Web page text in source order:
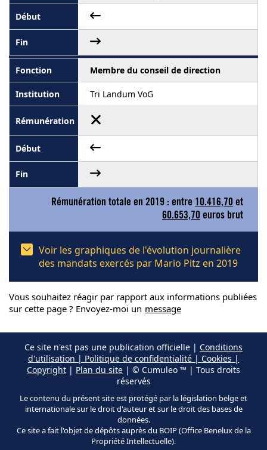
Membre du conseil de direction
Tri Landum VoG
Rémunération totale en 2019 : entre 10.416,70 et
60.653,70 euros brut
Voir les graphiques de l'évolution journalière
des mandats exercés par Mario Pitz en 2019
Vous souhaitez réagir par rapport aux informations publiées
sur cette page ? Envoyez-moi un message
Ce site n'est pas une publication officielle | Conditions
d'utilisation | Politique de confidentialité | Cookies |
Copyright | Plan du site | © Cumuleo ™ | Tous droits
réservés
Le contenu du présent site est protégé par la législation belge et
internationale sur le droit d'auteur et sur le droit des bases de
données.
Ce site a fait l'objet de dépôts auprès du BOIP (Office Benelux de la
Propriété Intellectuelle).